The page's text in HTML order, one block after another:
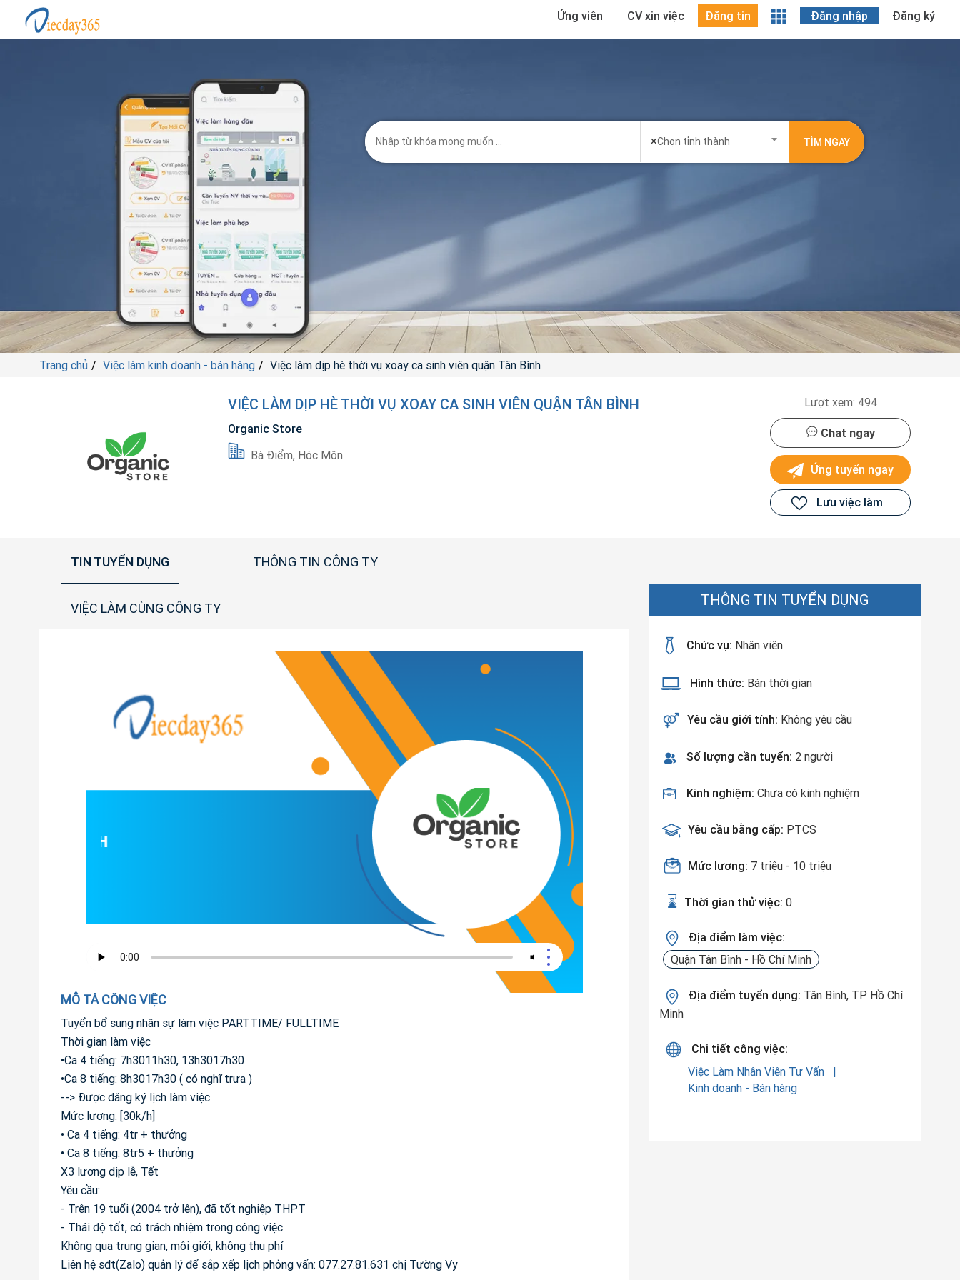
Ứng viên CV xin việc Đăng tin Đăng nhập Đăng ký
×Chọn tỉnh thành TÌM NGAY
Trang chủ Việc làm kinh doanh - bán hàng Việc làm dịp hè thời vụ xoay ca sinh viên quận Tân Bình
VIỆC LÀM DỊP HÈ THỜI VỤ XOAY CA SINH VIÊN QUẬN TÂN BÌNH
Organic Store
Bà Điểm, Hóc Môn
Lượt xem: 494
Chat ngay
Ứng tuyển ngay
Lưu việc làm
TIN TUYỂN DỤNG THÔNG TIN CÔNG TY
VIỆC LÀM CÙNG CÔNG TY
VIỆC LÀM DỊP HÈ THỜI VỤ XOAY CA SINH VIÊN QUẬN TÂN BÌNH
MÔ TẢ CÔNG VIỆC
Tuyển bổ sung nhân sự làm việc PARTTIME/ FULLTIME
Thời gian làm việc
•Ca 4 tiếng: 7h3011h30, 13h3017h30
•Ca 8 tiếng: 8h3017h30 ( có nghĩ trưa )
--> Được đăng ký lịch làm việc
Mức lương: [30k/h]
• Ca 4 tiếng: 4tr + thưởng
• Ca 8 tiếng: 8tr5 + thưởng
X3 lương dịp lễ, Tết
Yêu cầu:
- Trên 19 tuổi (2004 trở lên), đã tốt nghiệp THPT
- Thái độ tốt, có trách nhiệm trong công việc
Không qua trung gian, môi giới, không thu phí
Liên hệ sđt(Zalo) quản lý để sắp xếp lịch phỏng vấn: 077.27.81.631 chị Tường Vy
THÔNG TIN TUYỂN DỤNG
Chức vụ: Nhân viên
Hình thức: Bán thời gian
Yêu cầu giới tính: Không yêu cầu
Số lượng cần tuyển: 2 người
Kinh nghiệm: Chưa có kinh nghiệm
Yêu cầu bằng cấp: PTCS
Mức lương: 7 triệu - 10 triệu
Thời gian thử việc: 0
Địa điểm làm việc:
Quận Tân Bình - Hồ Chí Minh
Địa điểm tuyển dụng: Tân Bình, TP Hồ Chí
Minh
Chi tiết công việc:
Việc Làm Nhân Viên Tư Vấn
Kinh doanh - Bán hàng